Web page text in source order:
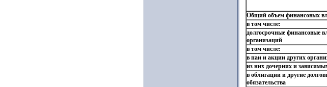
Общий объем финансовых
в том числе:
долгосрочные финансовые
организаций
в том числе:
в паи и акции других
из них дочерних и
в облигации и другие
обязательства